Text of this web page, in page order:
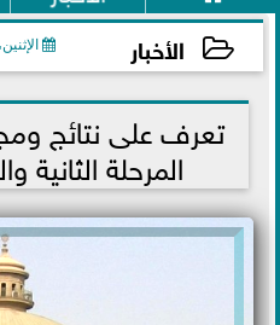
الأخبار الإثنين، 6 سبتمبر 2021
2021-09-06 11:25:09تعرف على نتائج
المرحلة الثانية